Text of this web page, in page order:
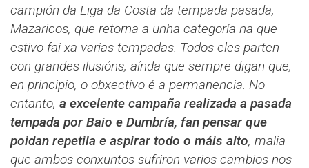
campión da Liga da Costa da tempada pasada,
Mazaricos, que retorna a unha categoría na que
estivo fai xa varias tempadas. Todos eles parten
con grandes ilusións, aínda que sempre digan que,
en principio, o obxectivo é a permanencia. No
entanto, a excelente campaña realizada a pasada
tempada por Baio e Dumbría, fan pensar que
poidan repetila e aspirar todo o máis alto, malia
que ambos conxuntos sufriron varios cambios nos